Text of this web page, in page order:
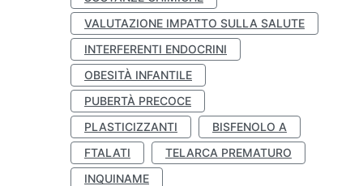
VALUTAZIONE IMPATTO SULLA SALUTE
INTERFERENTI ENDOCRINI
OBESITÀ INFANTILE
PUBERTÀ PRECOCE
PLASTICIZZANTI
BISFENOLO A
FTALATI
TELARCA PREMATURO
INQUINAME